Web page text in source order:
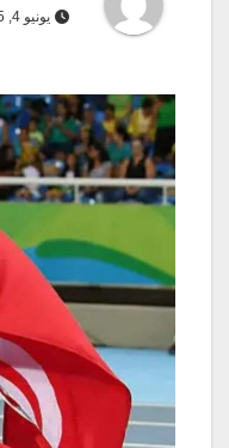
يونيو 4, 2025